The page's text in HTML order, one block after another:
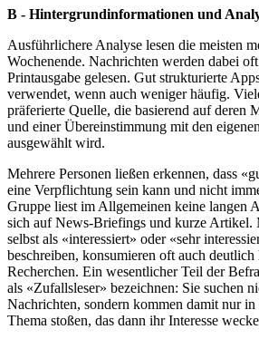
B - Hintergrundinformationen und
Ausführlichere Analyse lesen die meisten
Wochenende. Nachrichten werden dabei
Printausgabe gelesen. Gut strukturierte
verwendet, wenn auch weniger häufig.
präferierte Quelle, die basierend auf deren
und einer Übereinstimmung mit den
ausgewählt wird.
Mehrere Personen ließen erkennen, dass
eine Verpflichtung sein kann und nicht
Gruppe liest im Allgemeinen keine langen
sich auf News-Briefings und kurze Artikel.
selbst als «interessiert» oder «sehr
beschreiben, konsumieren oft auch
Recherchen. Ein wesentlicher Teil der
als «Zufallsleser» bezeichnen: Sie suchen
Nachrichten, sondern kommen damit nur
Thema stoßen, das dann ihr Interesse